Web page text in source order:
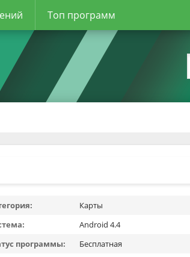
Топ программ
Карты
Android 4.4
программы:
Бесплатная